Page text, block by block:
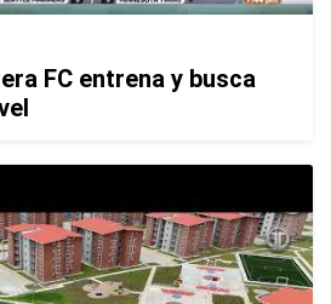
FC entrena y busca